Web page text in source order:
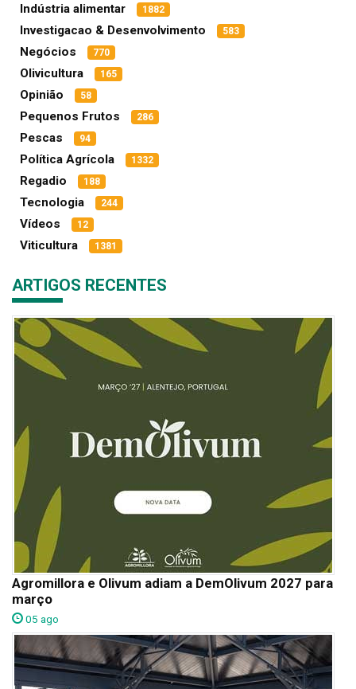
Indústria alimentar 1882
Investigacao & Desenvolvimento 583
Negócios 770
Olivicultura 165
Opinião 58
Pequenos Frutos 286
Pescas 94
Política Agrícola 1332
Regadio 188
Tecnologia 244
Vídeos 12
Viticultura 1381
ARTIGOS RECENTES
Agromillora e Olivum adiam a DemOlivum 2027 para
março
05 ago